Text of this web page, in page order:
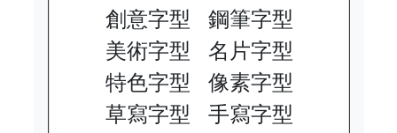
創意字型
鋼筆字型
美術字型
名片字型
特色字型
像素字型
草寫字型
手寫字型